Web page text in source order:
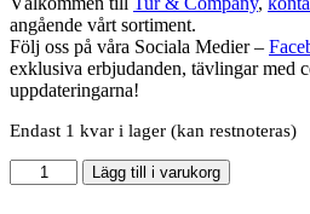
angående vårt sortiment.
Följ oss på våra Sociala Medier –
exklusiva erbjudanden, tävlingar med
uppdateringarna!
Endast 1 kvar i lager (kan restnoteras)
Cederroth
-
Lägg till i varukorg